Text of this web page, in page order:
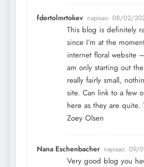
fdertolmrtokev napisao: 08/02/
This blog is definitely
since I’m at the
internet floral website
am only starting out
really fairly small,
site. Can link to a few
here as they are quite.
Zoey Olsen
Nana Eschenbacher napisao: 09/
Very good blog you